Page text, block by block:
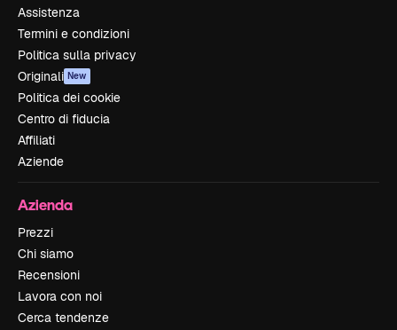
Assistenza
Termini e condizioni
Politica sulla privacy
Originali New
Politica dei cookie
Centro di fiducia
Affiliati
Aziende
Azienda
Prezzi
Chi siamo
Recensioni
Lavora con noi
Cerca tendenze